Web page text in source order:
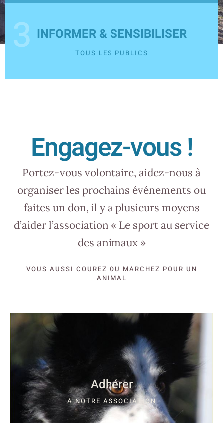
3 INFORMER & SENSIBILISER
TOUS LES PUBLICS
Engagez-vous !
Portez-vous volontaire, aidez-nous à
organiser les prochains événements ou
faites un don, il y a plusieurs moyens
d’aider l’association « Le sport au service
des animaux »
VOUS AUSSI COUREZ OU MARCHEZ POUR UN
ANIMAL
Adhérer
A NOTRE ASSOCIATION